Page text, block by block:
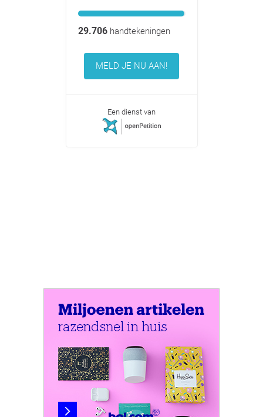
29.706handtekeningen
MELD JE NU AAN!
Een dienst van